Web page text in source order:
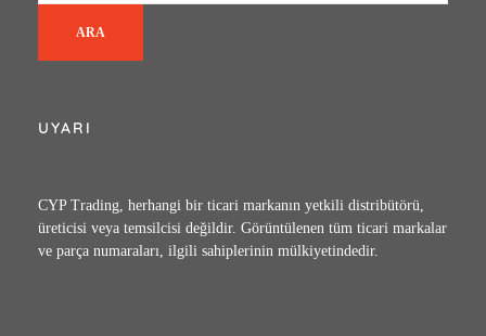
ARA
UYARI
CYP Trading, herhangi bir ticari markanın yetkili distribütörü,
üreticisi veya temsilcisi değildir. Görüntülenen tüm ticari markalar
ve parça numaraları, ilgili sahiplerinin mülkiyetindedir.